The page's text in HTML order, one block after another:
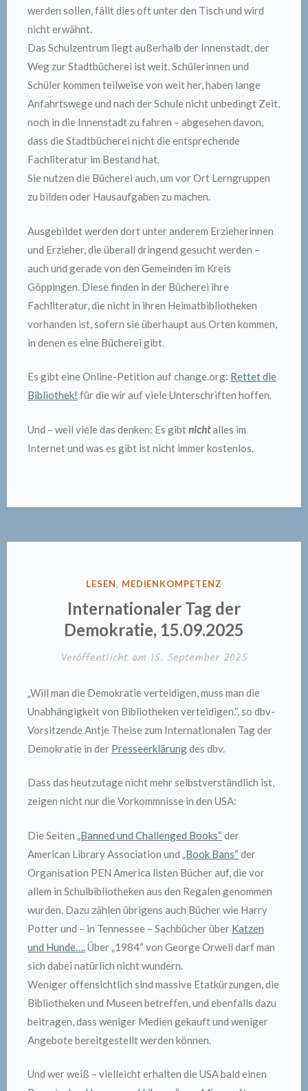
werden sollen, fällt dies oft unter den Tisch und wird
nicht erwähnt.
Das Schulzentrum liegt außerhalb der Innenstadt, der
Weg zur Stadtbücherei ist weit. Schülerinnen und
Schüler kommen teilweise von weit her, haben lange
Anfahrtswege und nach der Schule nicht unbedingt Zeit,
noch in die Innenstadt zu fahren – abgesehen davon,
dass die Stadtbücherei nicht die entsprechende
Fachliteratur im Bestand hat.
Sie nutzen die Bücherei auch, um vor Ort Lerngruppen
zu bilden oder Hausaufgaben zu machen.
Ausgebildet werden dort unter anderem Erzieherinnen
und Erzieher, die überall dringend gesucht werden –
auch und gerade von den Gemeinden im Kreis
Göppingen. Diese finden in der Bücherei ihre
Fachliteratur, die nicht in ihren Heimatbibliotheken
vorhanden ist, sofern sie überhaupt aus Orten kommen,
in denen es eine Bücherei gibt.
Es gibt eine Online-Petition auf change.org: Rettet die
Bibliothek! für die wir auf viele Unterschriften hoffen.
Und – weil viele das denken: Es gibtnichtalles im
Internet und was es gibt ist nicht immer kostenlos.
VERÖFFENTLICHT
LESEN, MEDIENKOMPETENZ
Internationaler Tag der
Demokratie, 15.09.2025
Veröffentlicht am 15. September 2025
„Will man die Demokratie verteidigen, muss man die
Unabhängigkeit von Bibliotheken verteidigen.“, so dbv-
Vorsitzende Antje Theise zum Internationalen Tag der
Demokratie in der Presseerklärungdes dbv.
Dass das heutzutage nicht mehr selbstverständlich ist,
zeigen nicht nur die Vorkommnisse in den USA:
Die Seiten „Banned und Challenged Books“ der
American Library Association und „Book Bans“ der
Organisation PEN America listen Bücher auf, die vor
allem in Schulbibliotheken aus den Regalen genommen
wurden. Dazu zählen übrigens auch Bücher wie Harry
Potter und – in Tennessee – Sachbücher über Katzen
und Hunde….
Über „1984“ von George Orwell darf man
sich dabei natürlich nicht wundern.
Weniger offensichtlich sind massive Etatkürzungen, die
Bibliotheken und Museen betreffen, und ebenfalls dazu
beitragen, dass weniger Medien gekauft und weniger
Angebote bereitgestellt werden können.
Und wer weiß – vielleicht erhalten die USA bald einen